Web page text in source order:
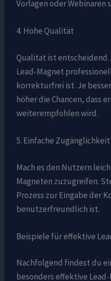
Vorlagen oder Webinaren
4. Hohe Qualität
Qualität ist entscheidend.
Lead-Magnet
korrekturfrei ist. Je
höher die Chancen, dass
weiterempfohlen wird.
5. Einfache Zugänglichkeit
Mach es den Nutzern
Magneten zuzugreifen.
Prozess zur Eingabe der
benutzerfreundlich ist.
Beispiele für effektive
Nachfolgend findest du
besonders effektive